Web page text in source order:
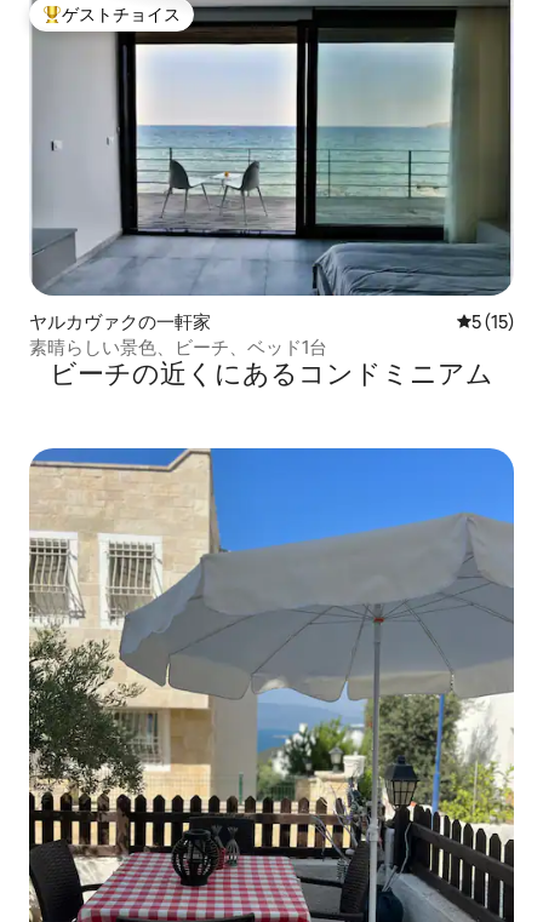
大好評のゲストチョイスです。
ゲストチョイス
ヤルカヴァクの一軒家 レビュー
5 (15)
素晴らしい景色、ビーチ、ベッド1台
ビーチの近くにあるコンドミニアム